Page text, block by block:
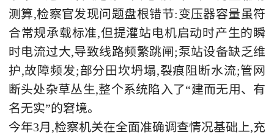
测算,检察官发现问题盘根错节:变压器容量虽符
合常规承载标准,但提灌站电机启动时产生的瞬
时电流过大,导致线路频繁跳闸;泵站设备缺乏维
护,故障频发;部分田坎坍塌,裂痕阻断水流;管网
断头处杂草丛生,整个系统陷入了“建而无用、有
名无实”的窘境。
今年3月,检察机关在全面准确调查情况基础上,充